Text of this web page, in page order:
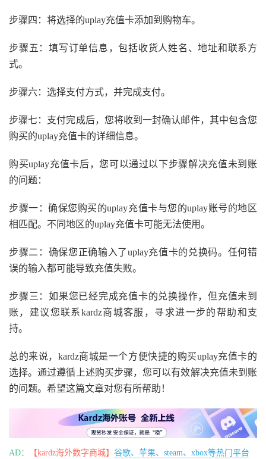
步骤四：将选择的uplay充值卡添加到购物车。
步骤五：填写订单信息，包括收货人姓名、地址和联系方
式。
步骤六：选择支付方式，并完成支付。
步骤七：支付完成后，您将收到一封确认邮件，其中包含您
购买的uplay充值卡的详细信息。
购买uplay充值卡后，您可以通过以下步骤解决充值未到账
的问题：
步骤一：确保您购买的uplay充值卡与您的uplay账号的地区
相匹配。不同地区的uplay充值卡可能无法使用。
步骤二：确保您正确输入了uplay充值卡的兑换码。任何错
误的输入都可能导致充值失败。
步骤三：如果您已经完成充值卡的兑换操作，但充值未到
账，建议您联系kardz商城客服，寻求进一步的帮助和支
持。
总的来说，kardz商城是一个方便快捷的购买uplay充值卡的
选择。通过遵循上述购买步骤，您可以有效解决充值未到账
的问题。希望这篇文章对您有所帮助！
AD： 【kardz海外数字商城】 谷歌、苹果、steam、xbox等热门平台